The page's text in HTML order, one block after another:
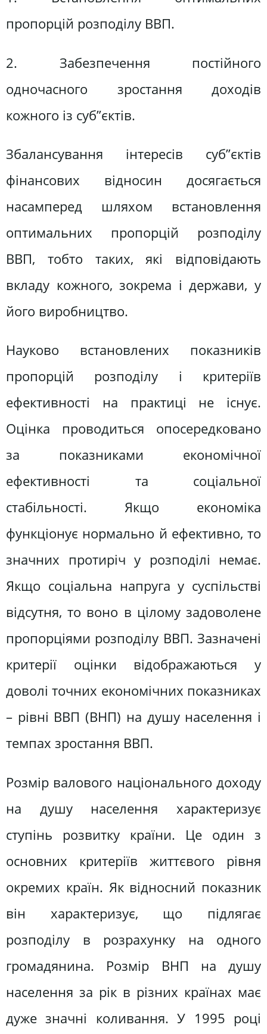
пропорцій розподілу ВВП.
2. Забезпечення постійного
одночасного зростання доходів
кожного із суб”єктів.
Збалансування інтересів суб”єктів
фінансових відносин досягається
насамперед шляхом встановлення
оптимальних пропорцій розподілу
ВВП, тобто таких, які відповідають
вкладу кожного, зокрема і держави, у
його виробництво.
Науково встановлених показників
пропорцій розподілу і критеріїв
ефективності на практиці не існує.
Оцінка проводиться опосередковано
за показниками економічної
ефективності та соціальної
стабільності. Якщо економіка
функціонує нормально й ефективно, то
значних протиріч у розподілі немає.
Якщо соціальна напруга у суспільстві
відсутня, то воно в цілому задоволене
пропорціями розподілу ВВП. Зазначені
критерії оцінки відображаються у
доволі точних економічних показниках
– рівні ВВП (ВНП) на душу населення і
темпах зростання ВВП.
Розмір валового національного доходу
на душу населення характеризує
ступінь розвитку країни. Це один з
основних критеріїв життєвого рівня
окремих країн. Як відносний показник
він характеризує, що підлягає
розподілу в розрахунку на одного
громадянина. Розмір ВНП на душу
населення за рік в різних країнах має
дуже значні коливання. У 1995 році